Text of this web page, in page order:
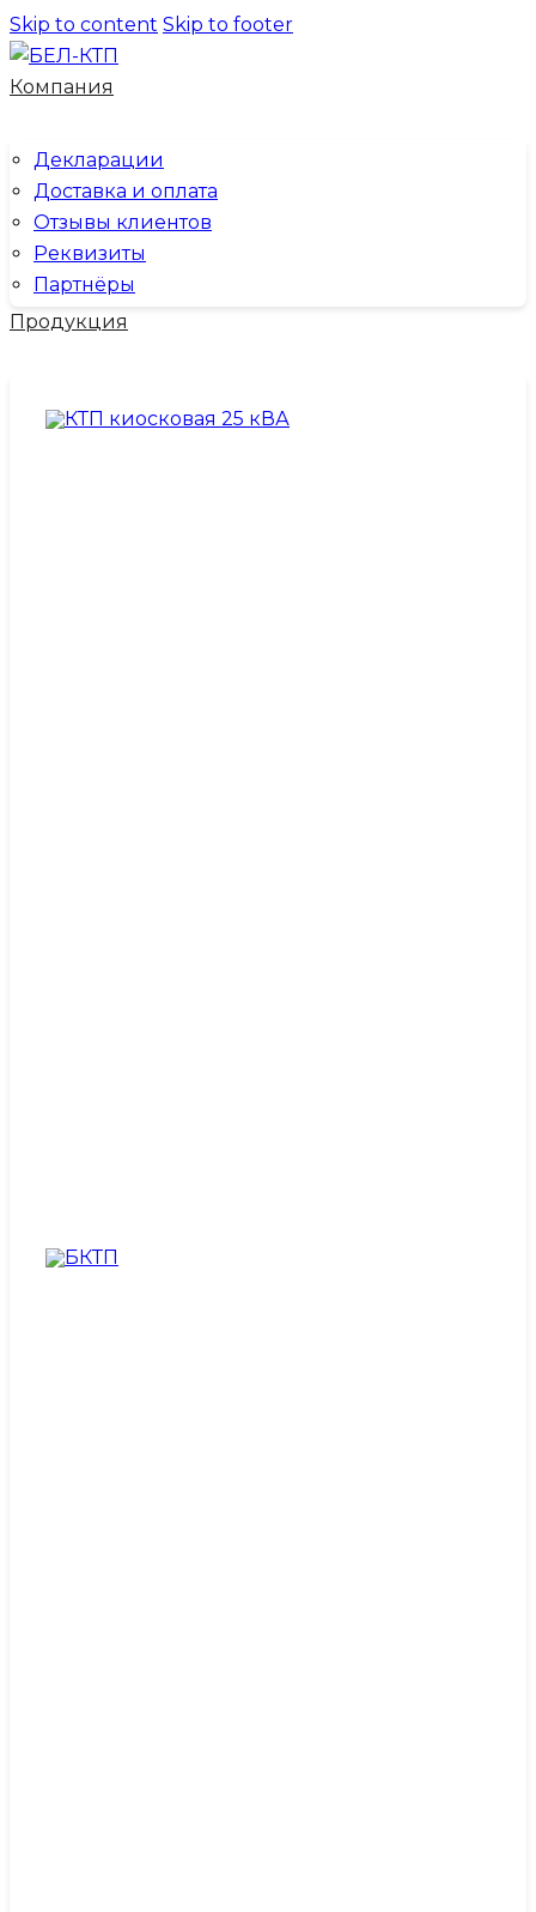
Skip to content Skip to footer
Компания
Декларации
Доставка и оплата
Отзывы клиентов
Реквизиты
Партнёры
Продукция